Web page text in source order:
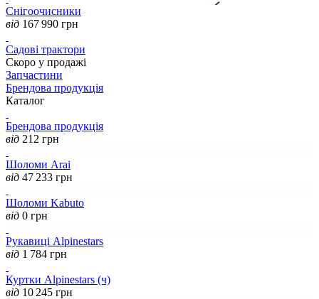
Снігоочисники
від 167 990 грн
Садові трактори
Скоро у продажі
Запчастини
Брендова продукція
Каталог
Брендова продукція
від 212 грн
Шоломи Arai
від 47 233 грн
Шоломи Kabuto
від 0 грн
Рукавиці Alpinestars
від 1 784 грн
Куртки Alpinestars (ч)
від 10 245 грн